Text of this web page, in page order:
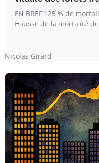
EN BREF 125 % de
Hausse de la mortalité
Nicolas Girard